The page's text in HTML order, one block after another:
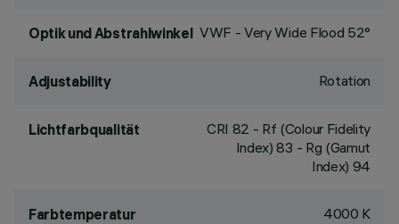
Optik und Abstrahlwinkel VWF - Very Wide Flood 52°
Adjustability Rotation
Lichtfarbqualität CRI 82 - Rf (Colour Fidelity
Index) 83 - Rg (Gamut
Index) 94
Farbtemperatur 4000 K